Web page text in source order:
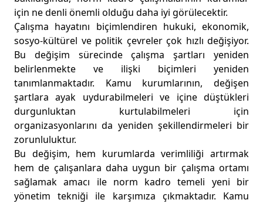
için ne denli önemli olduğu daha iyi görülecektir.
Çalışma hayatını biçimlendiren hukuki, ekonomik,
sosyo-kültürel ve politik çevreler çok hızlı değişiyor.
Bu değişim sürecinde çalışma şartları yeniden
belirlenmekte ve ilişki biçimleri yeniden
tanımlanmaktadır. Kamu kurumlarının, değişen
şartlara ayak uydurabilmeleri ve içine düştükleri
durgunluktan kurtulabilmeleri için
organizasyonlarını da yeniden şekillendirmeleri bir
zorunluluktur.
Bu değişim, hem kurumlarda verimliliği artırmak
hem de çalışanlara daha uygun bir çalışma ortamı
sağlamak amacı ile norm kadro temeli yeni bir
yönetim tekniği ile karşımıza çıkmaktadır. Kamu